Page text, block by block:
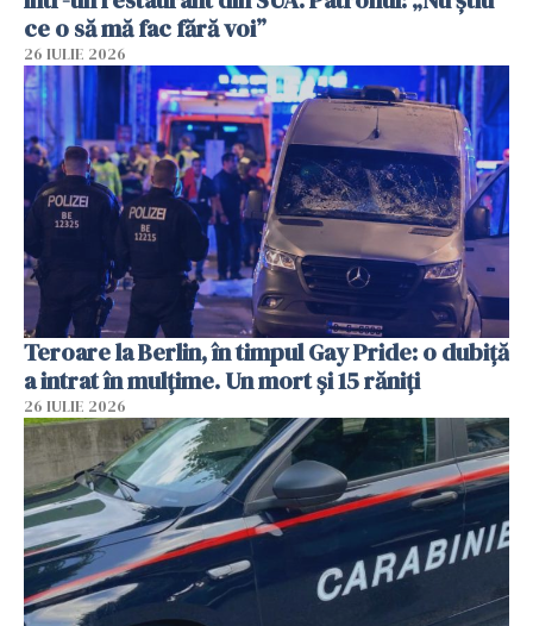
ce o să mă fac fără voi”
26 IULIE 2026
Teroare la Berlin, în timpul Gay Pride: o dubiță
a intrat în mulțime. Un mort și 15 răniți
26 IULIE 2026